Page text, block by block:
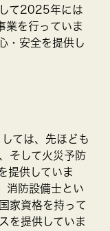
て2025年には
業を行っていま
・安全を提供し
ては、先ほども
そして火災予防
提供していま
消防設備士とい
家資格を持って
を提供していま